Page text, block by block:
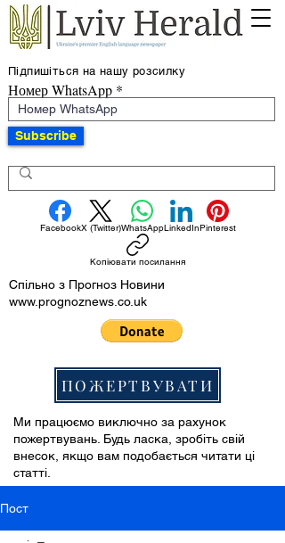
Підпишіться на нашу розсилку
Номер WhatsApp
Subscribe
FacebookX (Twitter)WhatsAppLinkedInPinterest
Копіювати посилання
Спільно з Прогноз Новини
www.prognoznews.co.uk
ПОЖЕРТВУВАТИ
Ми працюємо виключно за рахунок
пожертвувань. Будь ласка, зробіть свій
внесок, якщо вам подобається читати ці
статті.
Пост